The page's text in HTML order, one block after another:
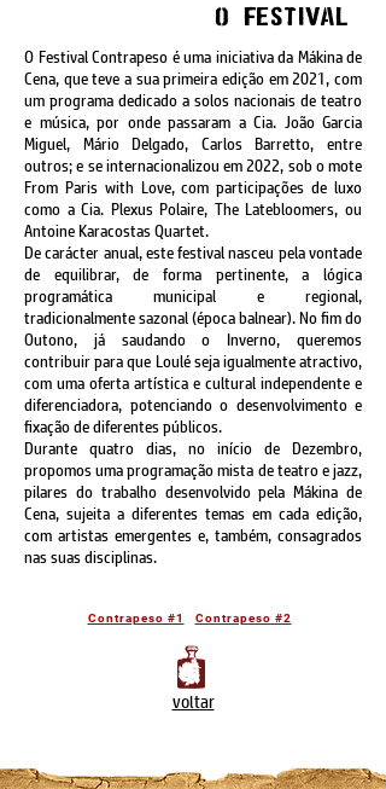
o Festival
O Festival Contrapeso é uma iniciativa da Mákina de
Cena, que teve a sua primeira edição em 2021, com
um programa dedicado a solos nacionais de teatro
e música, por onde passaram a Cia. João Garcia
Miguel, Mário Delgado, Carlos Barretto, entre
outros; e se internacionalizou em 2022, sob o mote
From Paris with Love, com participações de luxo
como a Cia. Plexus Polaire, The Latebloomers, ou
Antoine Karacostas Quartet.
De carácter anual, este festival nasceu pela vontade
de equilibrar, de forma pertinente, a lógica
programática municipal e regional,
tradicionalmente sazonal (época balnear). No fim do
Outono, já saudando o Inverno, queremos
contribuir para que Loulé seja igualmente atractivo,
com uma oferta artística e cultural independente e
diferenciadora, potenciando o desenvolvimento e
fixação de diferentes públicos.
Durante quatro dias, no início de Dezembro,
propomos uma programação mista de teatro e jazz,
pilares do trabalho desenvolvido pela Mákina de
Cena, sujeita a diferentes temas em cada edição,
com artistas emergentes e, também, consagrados
nas suas disciplinas.
Contrapeso #1 Contrapeso #2
voltar